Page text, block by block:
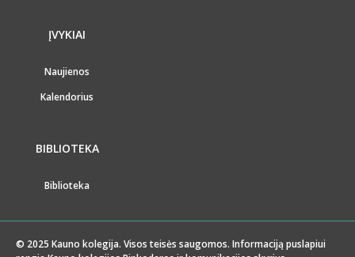
ĮVYKIAI
Naujienos
Kalendorius
BIBLIOTEKA
Biblioteka
© 2025 Kauno kolegija. Visos teisės saugomos. Informaciją puslapiui